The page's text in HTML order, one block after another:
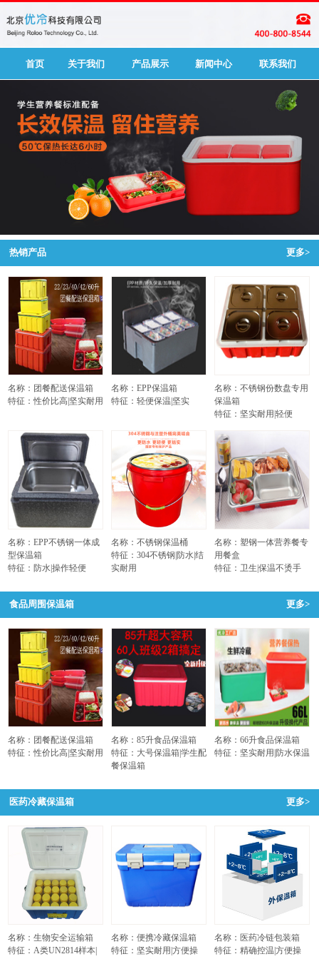
首页 关于我们 产品展示 新闻中心 联系我们
热销产品 更多>
名称：团餐配送保温箱
特征：性价比高|坚实耐用
名称：EPP保温箱
特征：轻便保温|坚实
名称：不锈钢份数盘专用
保温箱
特征：坚实耐用|轻便
名称：EPP不锈钢一体成
型保温箱
特征：防水|操作轻便
名称：不锈钢保温桶
特征：304不锈钢|防水|结
实耐用
名称：塑钢一体营养餐专
用餐盒
特征：卫生|保温不烫手
食品周围保温箱 更多>
名称：团餐配送保温箱
特征：性价比高|坚实耐用
名称：85升食品保温箱
特征：大号保温箱|学生配
餐保温箱
名称：66升食品保温箱
特征：坚实耐用|防水保温
医药冷藏保温箱 更多>
名称：生物安全运输箱
特征：A类UN2814样本|
名称：便携冷藏保温箱
特征：坚实耐用|方便操
名称：医药冷链包装箱
特征：精确控温|方便操